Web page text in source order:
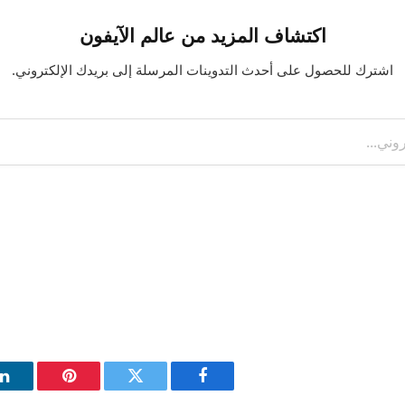
اكتشاف المزيد من عالم الآيفون
اشترك للحصول على أحدث التدوينات المرسلة إلى بريدك الإلكتروني.
فيسبوك تويتر بينتيريست